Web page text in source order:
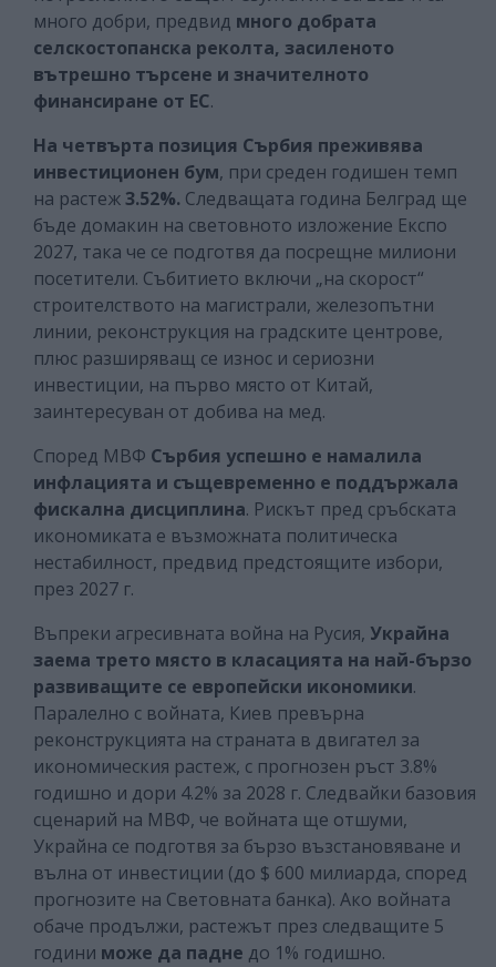
много добри, предвид много добрата
селскостопанска реколта, засиленото
вътрешно търсене и значителното
финансиране от ЕС.
На четвърта позиция Сърбия преживява
инвестиционен бум, при среден годишен темп
на растеж3.52%. Следващата година Белград ще
бъде домакин на световното изложение Експо
2027, така че се подготвя да посрещне милиони
посетители. Събитието включи „на скорост“
строителството на магистрали, железопътни
линии, реконструкция на градските центрове,
плюс разширяващ се износ и сериозни
инвестиции, на първо място от Китай,
заинтересуван от добива на мед.
Според МВФ Сърбия успешно е намалила
инфлацията и същевременно е поддържала
фискална дисциплина. Рискът пред сръбската
икономиката е възможната политическа
нестабилност, предвид предстоящите избори,
през 2027 г.
Въпреки агресивната война на Русия, Украйна
заема трето място в класацията на най-бързо
развиващите се европейски икономики.
Паралелно с войната, Киев превърна
реконструкцията на страната в двигател за
икономическия растеж, с прогнозен ръст 3.8%
годишно и дори 4.2% за 2028 г. Следвайки базовия
сценарий на МВФ, че войната ще отшуми,
Украйна се подготвя за бързо възстановяване и
вълна от инвестиции (до $ 600 милиарда, според
прогнозите на Световната банка). Ако войната
обаче продължи, растежът през следващите 5
години може да падне до 1% годишно.